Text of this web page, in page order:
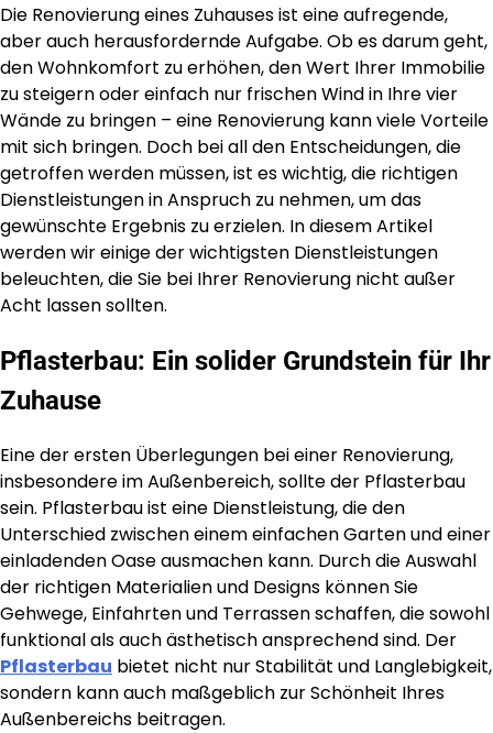
Die Renovierung eines Zuhauses ist eine aufregende,
aber auch herausfordernde Aufgabe. Ob es darum geht,
den Wohnkomfort zu erhöhen, den Wert Ihrer Immobilie
zu steigern oder einfach nur frischen Wind in Ihre vier
Wände zu bringen – eine Renovierung kann viele Vorteile
mit sich bringen. Doch bei all den Entscheidungen, die
getroffen werden müssen, ist es wichtig, die richtigen
Dienstleistungen in Anspruch zu nehmen, um das
gewünschte Ergebnis zu erzielen. In diesem Artikel
werden wir einige der wichtigsten Dienstleistungen
beleuchten, die Sie bei Ihrer Renovierung nicht außer
Acht lassen sollten.
Pflasterbau: Ein solider Grundstein für Ihr
Zuhause
Eine der ersten Überlegungen bei einer Renovierung,
insbesondere im Außenbereich, sollte der Pflasterbau
sein. Pflasterbau ist eine Dienstleistung, die den
Unterschied zwischen einem einfachen Garten und einer
einladenden Oase ausmachen kann. Durch die Auswahl
der richtigen Materialien und Designs können Sie
Gehwege, Einfahrten und Terrassen schaffen, die sowohl
funktional als auch ästhetisch ansprechend sind. Der
Pflasterbau bietet nicht nur Stabilität und Langlebigkeit,
sondern kann auch maßgeblich zur Schönheit Ihres
Außenbereichs beitragen.